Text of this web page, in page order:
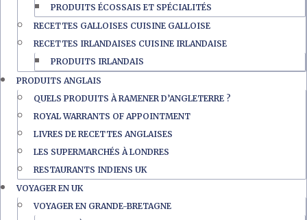
PRODUITS ÉCOSSAIS ET SPÉCIALITÉS
RECETTES GALLOISES CUISINE GALLOISE
RECETTES IRLANDAISES CUISINE IRLANDAISE
PRODUITS IRLANDAIS
PRODUITS ANGLAIS
QUELS PRODUITS À RAMENER D’ANGLETERRE ?
ROYAL WARRANTS OF APPOINTMENT
LIVRES DE RECETTES ANGLAISES
LES SUPERMARCHÉS À LONDRES
RESTAURANTS INDIENS UK
VOYAGER EN UK
VOYAGER EN GRANDE-BRETAGNE